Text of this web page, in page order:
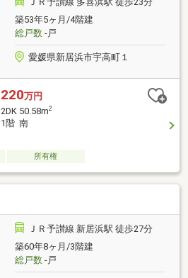
築53年5ヶ月/4階建
総戸数-戸
愛媛県新居浜市宇高町１
220万円
2DK 50.58m2
1階 南
所有権
ＪＲ予讃線 新居浜駅 徒歩27分
築60年8ヶ月/3階建
総戸数-戸